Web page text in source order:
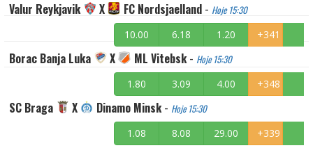
Valur Reykjavik X FC Nordsjaelland - Hoje 15:30
10.00 6.18 1.20 +341
Borac Banja Luka X ML Vitebsk- Hoje 15:30
1.80 3.09 4.00 +348
SC Braga X Dinamo Minsk- Hoje 15:30
1.08 8.08 29.00 +339